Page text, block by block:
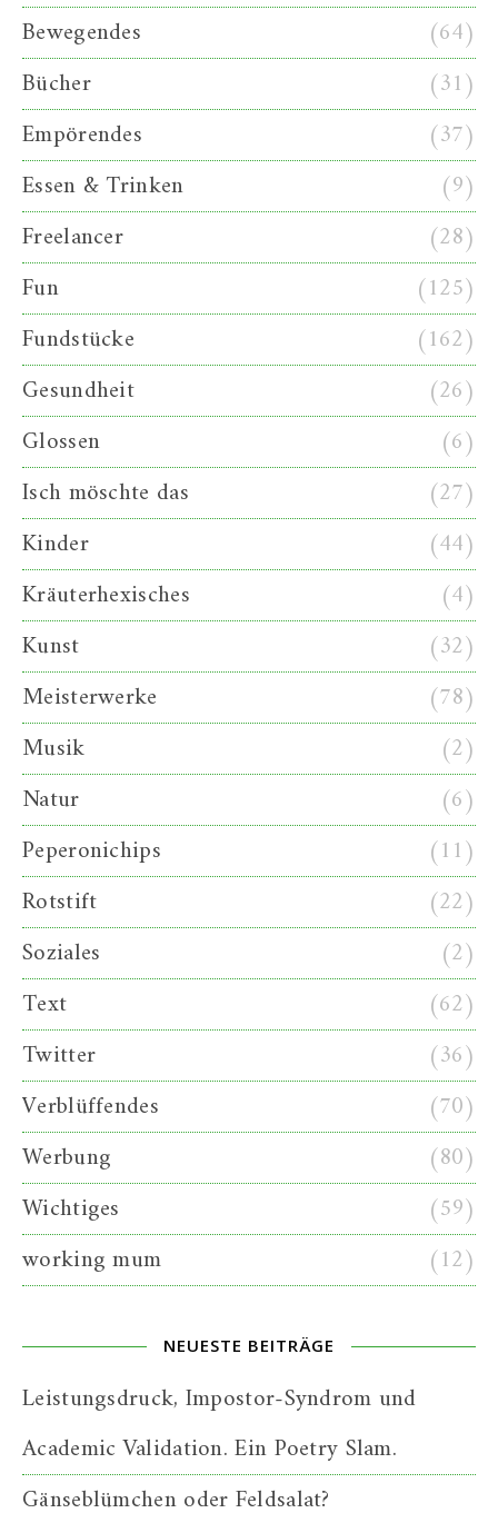
Bewegendes
(64)
Bücher
(31)
Empörendes
(37)
Essen & Trinken
(9)
Freelancer
(28)
Fun
(125)
Fundstücke
(162)
Gesundheit
(26)
Glossen
(6)
Isch möschte das
(27)
Kinder
(44)
Kräuterhexisches
(4)
Kunst
(32)
Meisterwerke
(78)
Musik
(2)
Natur
(6)
Peperonichips
(11)
Rotstift
(22)
Soziales
(2)
Text
(62)
Twitter
(36)
Verblüffendes
(70)
Werbung
(80)
Wichtiges
(59)
working mum
(12)
NEUESTE BEITRÄGE
Leistungsdruck, Impostor-Syndrom und
Academic Validation. Ein Poetry Slam.
Gänseblümchen oder Feldsalat?